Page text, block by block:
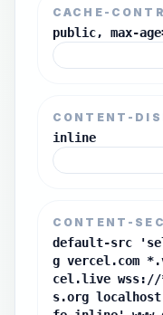
CACHE-
public, max-
CONTENT-
inline
CONTENT-
default-src
g vercel.com
cel.live wss://
s.org